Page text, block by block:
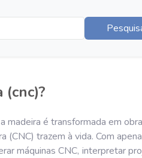
é transformada em
trazem à vida. Com
máquinas CNC, interpretar